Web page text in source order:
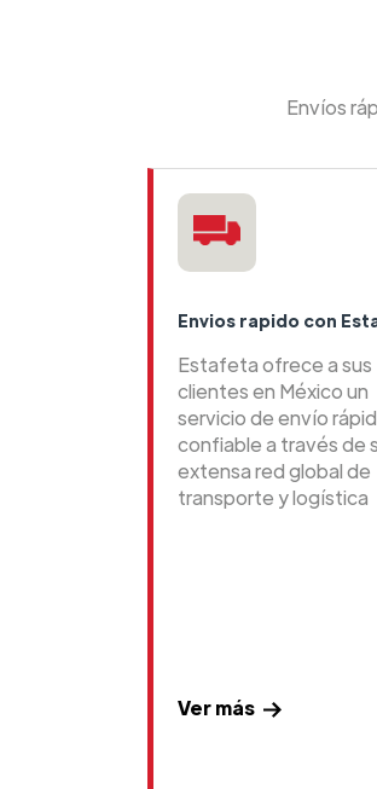
Envíos
Envios rapido con
Estafeta ofrece a sus
clientes en México un
servicio de envío
confiable a través de
extensa red global de
transporte y logística
Ver más